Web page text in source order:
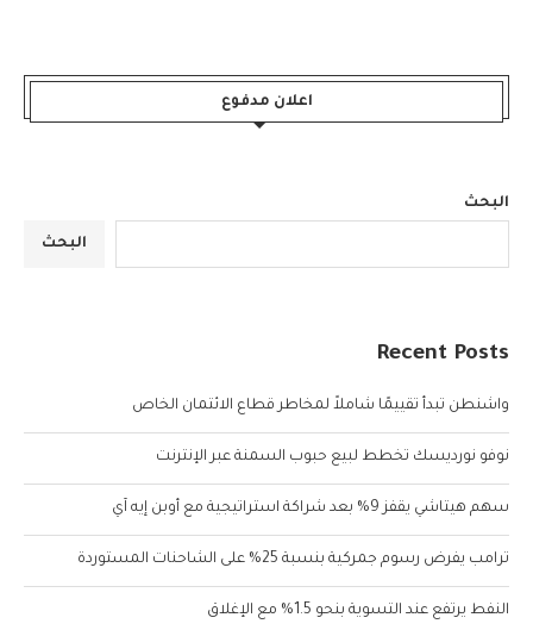
اعلان مدفوع
البحث
البحث
Recent Posts
واشنطن تبدأ تقييمًا شاملاً لمخاطر قطاع الائتمان الخاص
نوفو نورديسك تخطط لبيع حبوب السمنة عبر الإنترنت
سهم هيتاشي يقفز 9% بعد شراكة استراتيجية مع أوبن إيه آي
ترامب يفرض رسوم جمركية بنسبة 25% على الشاحنات المستوردة
النفط يرتفع عند التسوية بنحو 1.5% مع الإغلاق